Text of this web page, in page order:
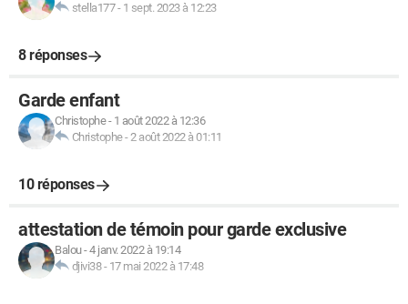
stella177- 1 sept. 2023 à 12:23
8 réponses
Garde enfant
Christophe- 1 août 2022 à 12:36
Christophe-2 août 2022 à 01:11
10 réponses
attestation de témoin pour garde exclusive
Balou-4 janv. 2022 à 19:14
djivi38- 17 mai 2022 à 17:48